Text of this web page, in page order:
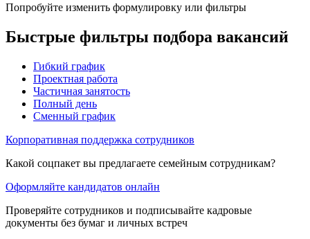
Попробуйте изменить формулировку или фильтры
Быстрые фильтры подбора вакансий
Гибкий график
Проектная работа
Частичная занятость
Полный день
Сменный график
Корпоративная поддержка сотрудников
Какой соцпакет вы предлагаете семейным сотрудникам?
Оформляйте кандидатов онлайн
Проверяйте сотрудников и подписывайте кадровые
документы без бумаг и личных встреч